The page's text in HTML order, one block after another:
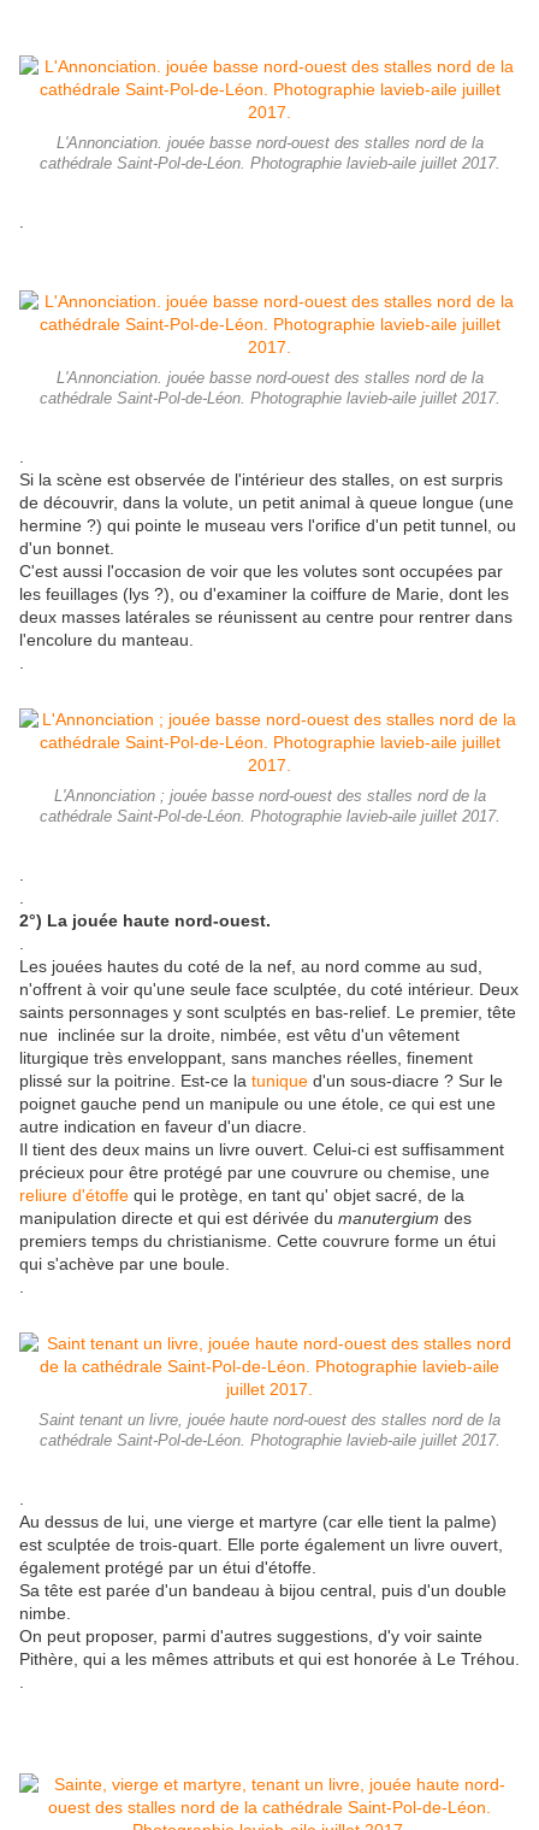
L'Annonciation. jouée basse nord-ouest des stalles nord de la
cathédrale Saint-Pol-de-Léon. Photographie lavieb-aile juillet 2017.
.
L'Annonciation. jouée basse nord-ouest des stalles nord de la
cathédrale Saint-Pol-de-Léon. Photographie lavieb-aile juillet 2017.
.
Si la scène est observée de l'intérieur des stalles, on est surpris
de découvrir, dans la volute, un petit animal à queue longue (une
hermine ?) qui pointe le museau vers l'orifice d'un petit tunnel, ou
d'un bonnet.
C'est aussi l'occasion de voir que les volutes sont occupées par
les feuillages (lys ?), ou d'examiner la coiffure de Marie, dont les
deux masses latérales se réunissent au centre pour rentrer dans
l'encolure du manteau.
.
L'Annonciation ; jouée basse nord-ouest des stalles nord de la
cathédrale Saint-Pol-de-Léon. Photographie lavieb-aile juillet 2017.
.
.
2°) La jouée haute nord-ouest.
.
Les jouées hautes du coté de la nef, au nord comme au sud,
n'offrent à voir qu'une seule face sculptée, du coté intérieur. Deux
saints personnages y sont sculptés en bas-relief. Le premier, tête
nue inclinée sur la droite, nimbée, est vêtu d'un vêtement
liturgique très enveloppant, sans manches réelles, finement
plissé sur la poitrine. Est-ce la tunique d'un sous-diacre ? Sur le
poignet gauche pend un manipule ou une étole, ce qui est une
autre indication en faveur d'un diacre.
Il tient des deux mains un livre ouvert. Celui-ci est suffisamment
précieux pour être protégé par une couvrure ou chemise, une
reliure d'étoffe qui le protège, en tant qu' objet sacré, de la
manipulation directe et qui est dérivée du manutergium des
premiers temps du christianisme. Cette couvrure forme un étui
qui s'achève par une boule.
.
Saint tenant un livre, jouée haute nord-ouest des stalles nord de la
cathédrale Saint-Pol-de-Léon. Photographie lavieb-aile juillet 2017.
.
Au dessus de lui, une vierge et martyre (car elle tient la palme)
est sculptée de trois-quart. Elle porte également un livre ouvert,
également protégé par un étui d'étoffe.
Sa tête est parée d'un bandeau à bijou central, puis d'un double
nimbe.
On peut proposer, parmi d'autres suggestions, d'y voir sainte
Pithère, qui a les mêmes attributs et qui est honorée à Le Tréhou.
.